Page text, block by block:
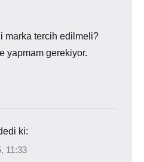
marka tercih edilmeli?
yapmam gerekiyor.
ki:
11:33